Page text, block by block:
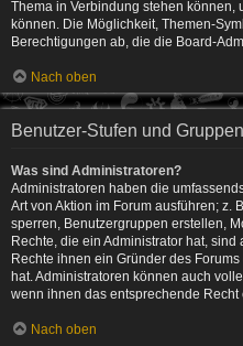
Thema in Verbindung stehen können,
können. Die Möglichkeit, Themen-
Berechtigungen ab, die die Board-
Nach oben
Benutzer-Stufen und Gruppen
Was sind Administratoren?
Administratoren haben die
Art von Aktion im Forum ausführen; z.
sperren, Benutzergruppen erstellen,
Rechte, die ein Administrator hat,
Rechte ihnen ein Gründer des
hat. Administratoren können auch
wenn ihnen das entsprechende Recht
Nach oben